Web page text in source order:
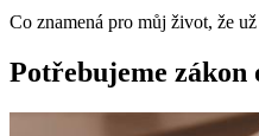
Co znamená pro můj život, že
Potřebujeme zákon